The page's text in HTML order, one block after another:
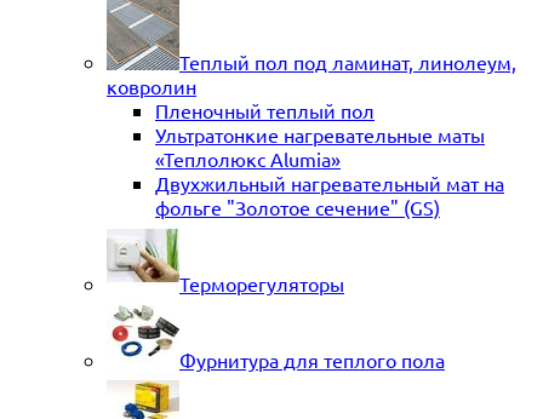
Теплый пол под ламинат, линолеум,
ковролин
Пленочный теплый пол
Ультратонкие нагревательные маты
«Теплолюкс Alumia»
Двухжильный нагревательный мат на
фольге "Золотое сечение" (GS)
Терморегуляторы
Фурнитура для теплого пола